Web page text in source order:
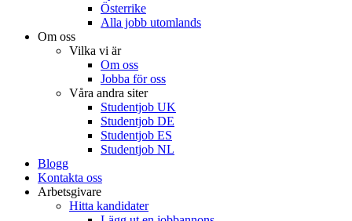
Österrike
Alla jobb utomlands
Om oss
Vilka vi är
Om oss
Jobba för oss
Våra andra siter
Studentjob UK
Studentjob DE
Studentjob ES
Studentjob NL
Blogg
Kontakta oss
Arbetsgivare
Hitta kandidater